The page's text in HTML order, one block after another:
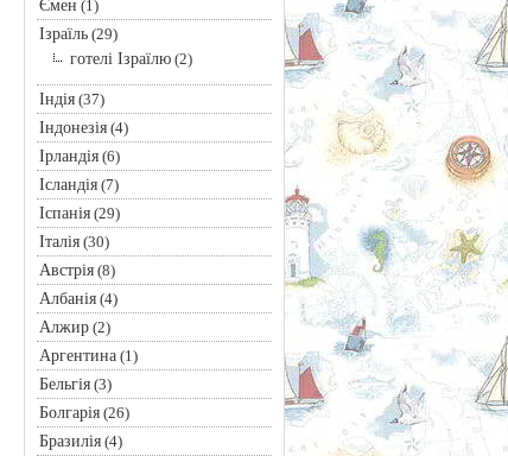
Ємен (1)
Ізраїль(29)
готелі Ізраїлю(2)
Індія(37)
Індонезія(4)
Ірландія(6)
Ісландія(7)
Іспанія(29)
Італія(30)
Австрія(8)
Албанія(4)
Алжир(2)
Аргентина(1)
Бельгія(3)
Болгарія(26)
Бразилія(4)